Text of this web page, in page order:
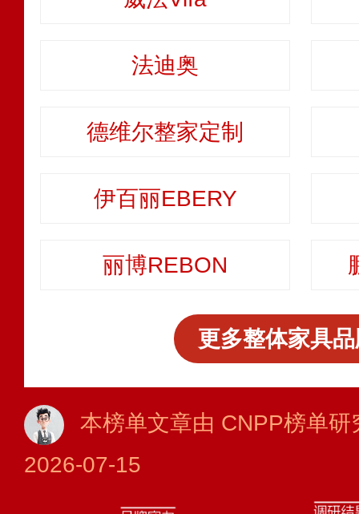
法迪奥
德维尔整家定制
伊百丽EBERY
丽博REBON
更多整体家具
本榜单文章由 CNPP榜单
2026-07-15